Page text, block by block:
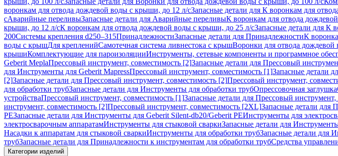
воронкам для отвода дождевой воды с крыши, до 12 л/сЗапасные детали для К воронкам для
сАварийные переливыЗапасные детали для Аварийные переливыК воронкам для отвода
крыши, до 12 л/сК воронкам для отвода дождевой воды с крыши, до 25 л/сЗапасные детали для К
200Системы крепления d250–315ПринадлежностиЗапасные детали для ПринадлежностиК
воды с крышДля крепленийСамотечная система ливнестока с крышВоронки для отвода
крышиКомплектующие для пароизоляцииИнструменты, сетевые компоненты и программное
Geberit MeplaПрессовый инструмент, совместимость [2]Запасные детали для Прессовый
для Инструменты для Geberit MapressПрессовый инструмент, совместимость [1]Запасные детали
[2]Запасные детали для Прессовый инструмент, совместимость [2]Прессовый инструмент,
для обработки трубЗапасные детали для Инструменты для обработки трубОпрессовочная заглушка
устройстваПрессовый инструмент, совместимость [1]Запасные детали для Прессовый
инструмент, совместимость [2]Прессовый инструмент, совместимость [2XL]Запасные детали для
PEЗапасные детали для Инструменты для Geberit Silent-db20/Geberit PEИнструменты для
электросварочным аппаратамИнструменты для стыковой сваркиЗапасные детали для
Насадки к аппаратам для стыковой сваркиИнструменты для обработки трубЗапасные детали для
трубЗапасные детали для Принадлежности к инструментам для обработки трубСредства
Категории изделий